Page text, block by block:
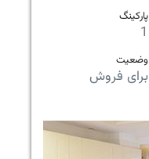
پارکینگ
1
وضعیت
برای فروش